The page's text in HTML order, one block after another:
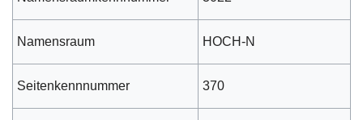
Namensraum HOCH-N
Seitenkennnummer 370